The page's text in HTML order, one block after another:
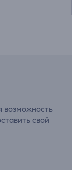
возможность
свой